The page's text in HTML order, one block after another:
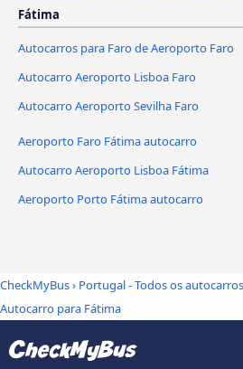
Fátima
Autocarros para Faro de Aeroporto Faro
Autocarro Aeroporto Lisboa Faro
Autocarro Aeroporto Sevilha Faro
Aeroporto Faro Fátima autocarro
Autocarro Aeroporto Lisboa Fátima
Aeroporto Porto Fátima autocarro
CheckMyBus› Portugal - Todos os autocarros
Autocarro para Fátima